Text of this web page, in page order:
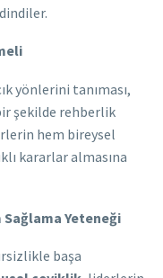
yönlerini tanıması,
şekilde rehberlik
hem bireysel
kararlar almasına
Yeteneği
başa